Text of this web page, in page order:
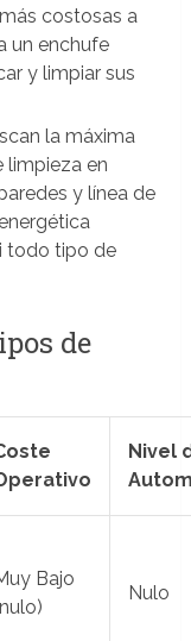
costosas a
un enchufe
y limpiar sus
la máxima
limpieza en
y línea de
todo tipo de
de
Nivel
Bajo
Nulo